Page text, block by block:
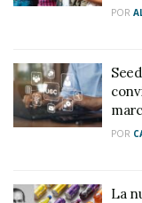
POR
POR
La